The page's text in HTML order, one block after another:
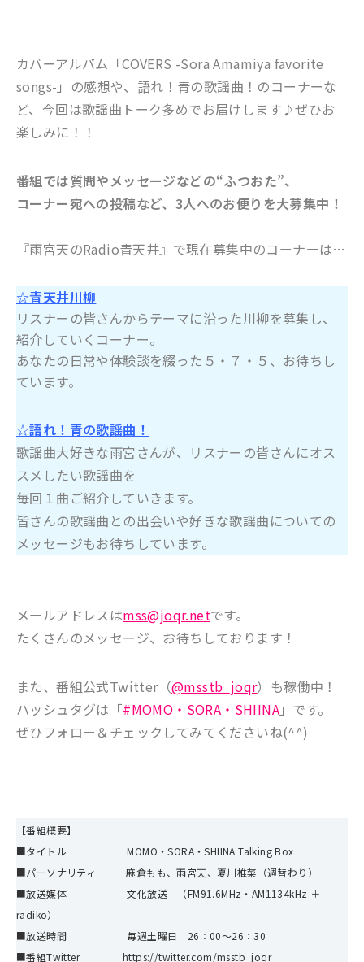
カバーアルバム「COVERS -Sora Amamiya favorite
songs- 」の感想や、語れ！青の歌謡曲！のコーナーな
ど、今回は歌謡曲トーク多めでお届けします♪ぜひお
楽しみに！！
番組では質問やメッセージなどの“ふつおた”、
コーナー宛への投稿など、3人へのお便りを大募集中！
『雨宮天のRadio青天井』で現在募集中のコーナーは…
☆青天井川柳
リスナーの皆さんからテーマに沿った川柳を募集し、
紹介していくコーナー。
あなたの日常や体験談を綴った５・７・５、お待ちし
ています。
☆語れ！青の歌謡曲！
歌謡曲大好きな雨宮さんが、リスナーの皆さんにオス
スメしたい歌謡曲を
毎回１曲ご紹介していきます。
皆さんの歌謡曲との出会いや好きな歌謡曲についての
メッセージもお待ちしています。
メールアドレスはmss@joqr.netです。
たくさんのメッセージ、お待ちしております！
また、番組公式Twitter（@msstb_joqr）も稼働中！
ハッシュタグは「#MOMO・SORA・SHIINA」です。
ぜひフォロー＆チェックしてみてくださいね(^^)
【番組概要】
■タイトル MOMO・SORA・SHIINA Talking Box
■パーソナリティ 麻倉もも、雨宮天、夏川椎菜（週替わり）
■放送媒体 文化放送 （FM91.6MHz・AM1134kHz ＋
radiko）
■放送時間 毎週土曜日 26：00～26：30
■番組Twitter https://twitter.com/msstb_joqr